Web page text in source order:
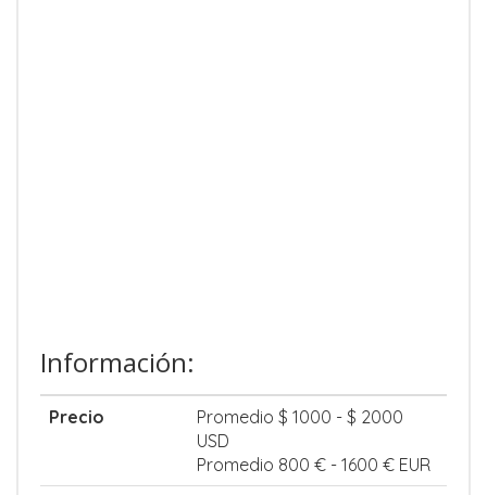
Información:
Precio
Promedio $ 1000 - $ 2000
USD
Promedio 800 € - 1600 € EUR